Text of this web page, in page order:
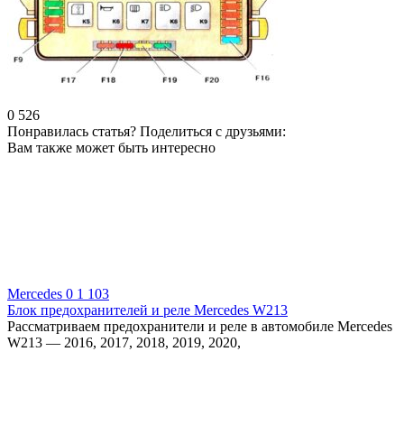
0 526
Понравилась статья? Поделиться с друзьями:
Вам также может быть интересно
Mercedes 0 1 103
Блок предохранителей и реле Mercedes W213
Рассматриваем предохранители и реле в автомобиле Mercedes
W213 — 2016, 2017, 2018, 2019, 2020,